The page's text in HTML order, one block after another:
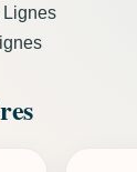
Lignes